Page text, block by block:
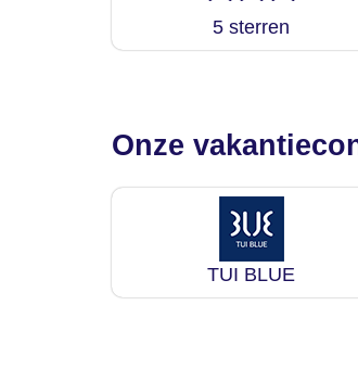
5 sterren
Onze
TUI BLUE